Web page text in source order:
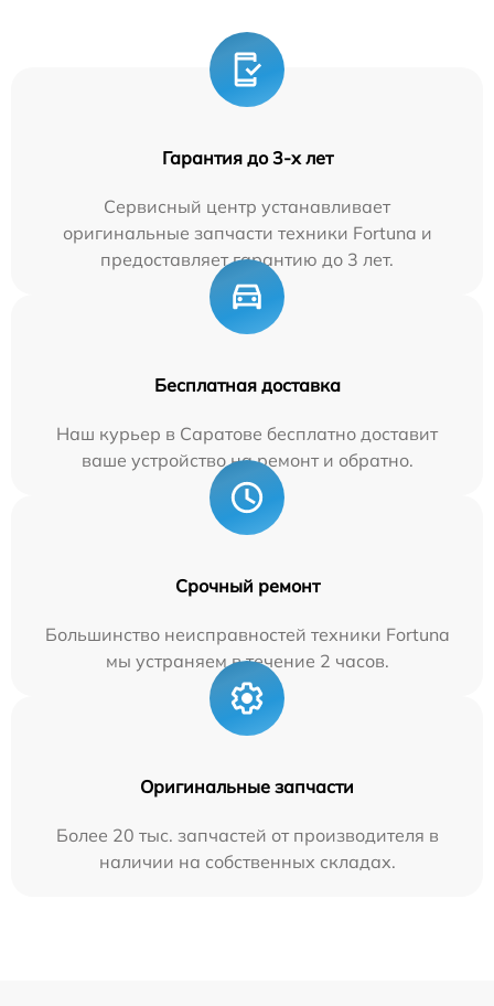
Гарантия до 3-х лет
Сервисный центр устанавливает
оригинальные запчасти техники Fortuna и
предоставляет гарантию до 3 лет.
Бесплатная доставка
Наш курьер в Саратове бесплатно доставит
ваше устройство на ремонт и обратно.
Срочный ремонт
Большинство неисправностей техники Fortuna
мы устраняем в течение 2 часов.
Оригинальные запчасти
Более 20 тыс. запчастей от производителя в
наличии на собственных складах.